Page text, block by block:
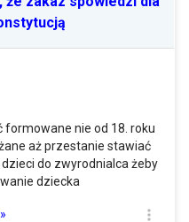
formowane nie od 18. roku
aż przestanie stawiać
do zwyrodnialca żeby
dziecka